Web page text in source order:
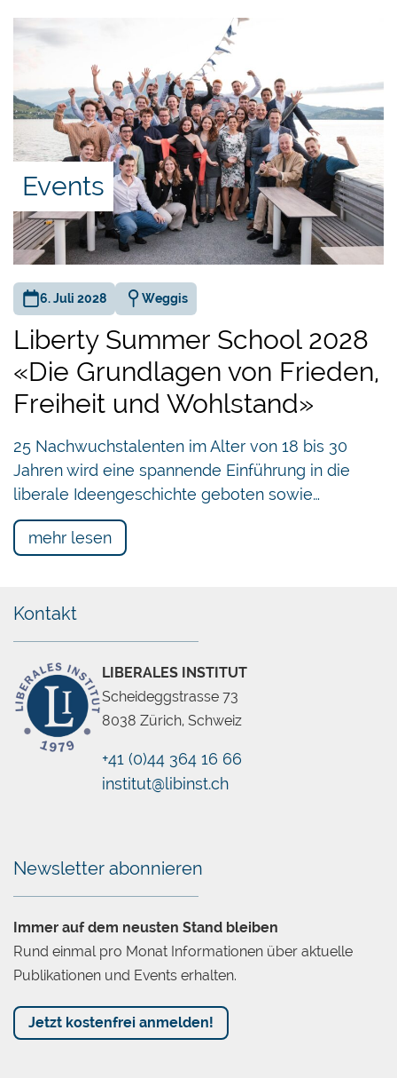
Chatbot
Events
6. Juli 2028 Weggis
Liberty Summer School 2028
«Die Grundlagen von Frieden,
Freiheit und Wohlstand»
25 Nachwuchstalenten im Alter von 18 bis 30
Jahren wird eine spannende Einführung in die
liberale Ideengeschichte geboten sowie…
mehr lesen
Kontakt
LIBERALES INSTITUT
Scheideggstrasse 73
8038 Zürich, Schweiz
+41 (0)44 364 16 66
institut@libinst.ch
Newsletter abonnieren
Immer auf dem neusten Stand bleiben
Rund einmal pro Monat Informationen über aktuelle
Publikationen und Events erhalten.
Jetzt kostenfrei anmelden!